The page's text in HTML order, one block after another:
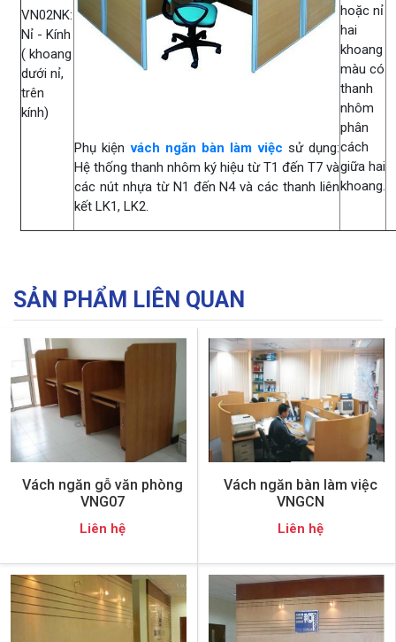
VN02NK:
Nỉ - Kính
( khoang
dưới nỉ,
trên
kính)
Phụ kiệnvách ngăn bàn làm việc sử dụng:
Hệ thống thanh nhôm ký hiệu từ T1 đến T7 và
các nút nhựa từ N1 đến N4 và các thanh liên
kết LK1, LK2.
hoặc nỉ
hai
khoang
màu có
thanh
nhôm
phân
cách
giữa hai
khoang.
SẢN PHẨM LIÊN QUAN
Vách ngăn gỗ văn phòng
VNG07
Liên hệ
Vách ngăn bàn làm việc
VNGCN
Liên hệ